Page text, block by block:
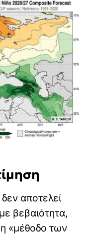
αποτελεί
βεβαιότητα,
«μέθοδο των